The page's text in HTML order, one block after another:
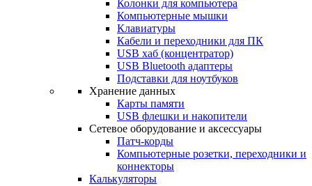
Колонки для компьютера
Компьютерные мышки
Клавиатуры
Кабели и переходники для ПК
USB хаб (концентратор)
USB Bluetooth адаптеры
Подставки для ноутбуков
Хранение данных
Карты памяти
USB флешки и накопители
Сетевое оборудование и аксессуары
Патч-корды
Компьютерные розетки, переходники и
коннекторы
Калькуляторы